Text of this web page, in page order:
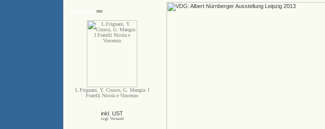
L.Frignani, Y. Crusco, G. Mangia: I
Fratelli Nicola e Vincenzo
inkl. UST
zzgl. Versand